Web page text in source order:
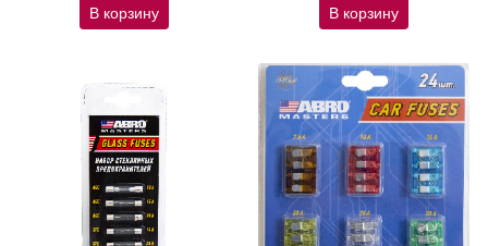
В корзину В корзину